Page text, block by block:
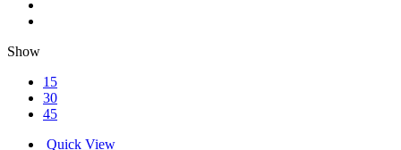
Show
15
30
45
Quick View